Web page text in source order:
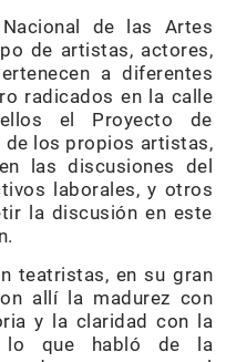
de las Artes
de artistas, actores,
a diferentes
radicados en la calle
el Proyecto de
de los propios artistas,
las discusiones del
laborales, y otros
la discusión en este
teatristas, en su gran
allí la madurez con
y la claridad con la
lo que habló de la